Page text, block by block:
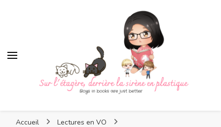
Sur l'étagère, derrière la
en plastique
Accueil
Lectures en VO